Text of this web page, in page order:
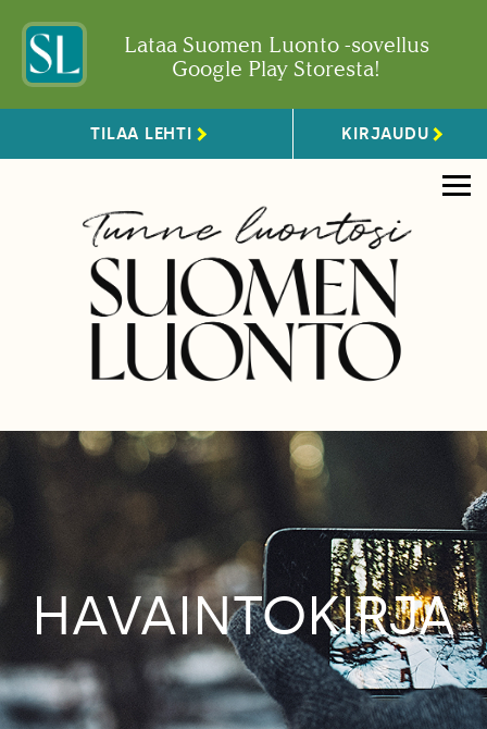
Lataa Suomen Luonto -sovellus
Google Play Storesta!
TILAA LEHTI KIRJAUDU
HAVAINTOKIRJA